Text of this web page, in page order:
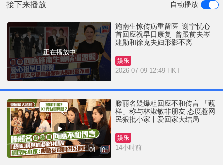
接下来播放 自动播放
正在播放中
施南生惊传病重留医 谢宁忧心
首回应祝早日康复 曾跟前夫岑
建勋和徐克夫妇形影不离
娱乐
2026-07-09 12:49 HKT
01:10
滕丽名疑爆粗回应不和传言 「藐
样」称与林淑敏非朋友 态度惹网
民狠批小家丨爱回家大结局
娱乐
14小时前